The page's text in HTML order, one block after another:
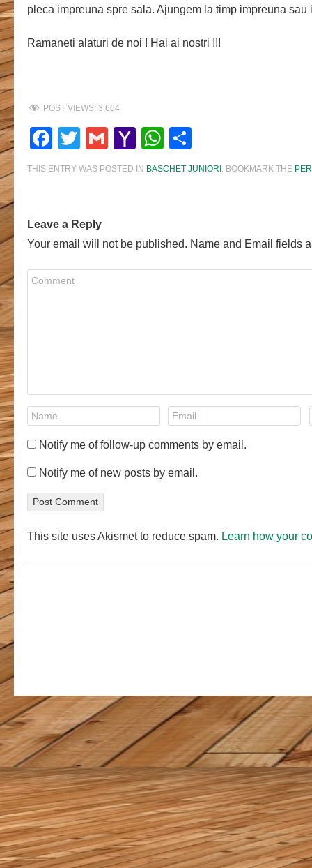
pleca impreuna spre sala. Ajungem la timp impreuna sau
Ramaneti alaturi de noi ! Hai ai nostri !!!
POST VIEWS: 3,664
Facebook
Twitter
GmailYahoo
Mail
WhatsApp
THIS ENTRY WAS POSTED IN BASCHET JUNIORI . BOOKMARK THE
Leave a Reply
Your email will not be published. Name and Email fields
Notify me of follow-up comments by email.
Notify me of new posts by email.
This site uses Akismet to reduce spam. Learn how your